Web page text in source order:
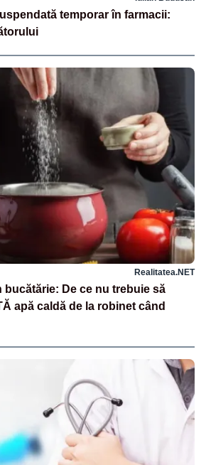
temporar în farmacii:
Realitatea.NET
bucătărie: De ce nu trebuie să
apă caldă de la robinet când